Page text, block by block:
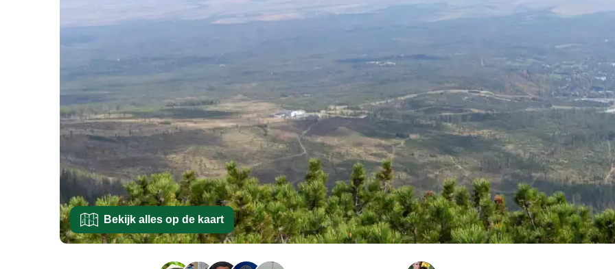
Bekijk alles op de kaart